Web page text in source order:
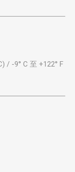
/ -9° C 至 +122° F